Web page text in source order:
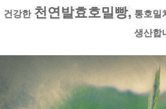
건강한 천연발효호밀빵, 통호밀
생산합